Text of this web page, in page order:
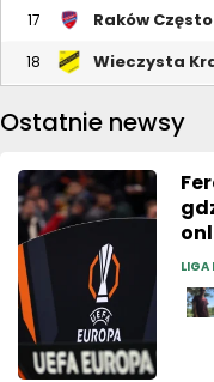
17 Raków
18 Wieczysta
Ostatnie newsy
LIGA